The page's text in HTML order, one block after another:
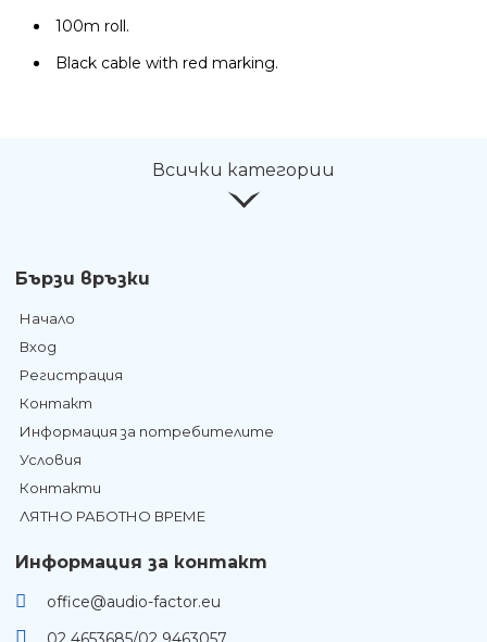
100m roll.
Black cable with red marking.
Всички категории
Бързи връзки
Начало
Вход
Регистрация
Контакт
Информация за потребителите
Условия
Контакти
ЛЯТНО РАБОТНО ВРЕМЕ
Информация за контакт
office@audio-factor.eu